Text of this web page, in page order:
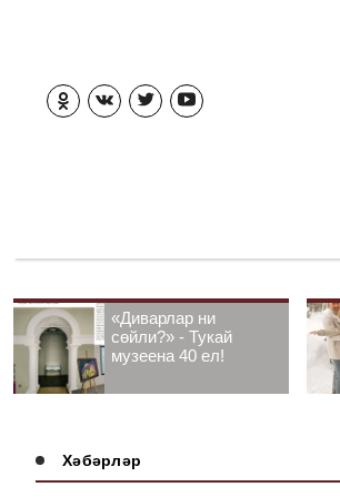
«Диварлар ни
сөйли?» - Тукай
музеена 40 ел!
Хәбәрләр